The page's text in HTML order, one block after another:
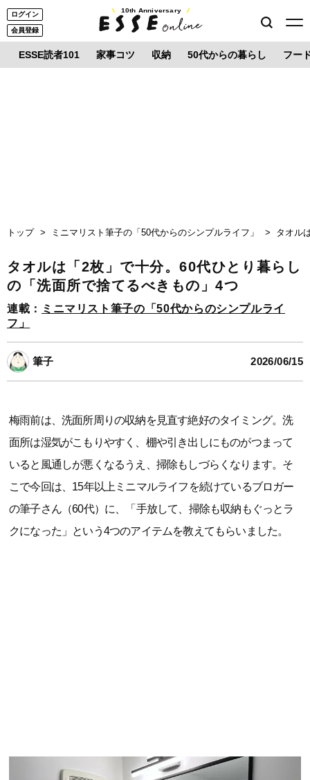
ログイン
会員登録
10th Anniversary
ESSE読者101 家事コツ 収納 50代からの暮らし フー
トップ ミニマリスト筆子の「50代からのシンプルライフ」 タオル
タオルは「2枚」で十分。60代ひとり暮らし
の「洗面所で捨てるべきもの」4つ
連載： ミニマリスト筆子の「50代からのシンプルライ
フ」
筆子 2026/06/15
梅雨前は、洗面所周りの収納を見直す絶好のタイミング。洗
面所は湿気がこもりやすく、棚や引き出しにものがつまって
いると風通しが悪くなるうえ、掃除もしづらくなります。そ
こで今回は、15年以上ミニマルライフを続けているブロガー
の筆子さん（60代）に、「手放して、掃除も収納もぐっとラ
クになった」という4つのアイテムを教えてもらいました。